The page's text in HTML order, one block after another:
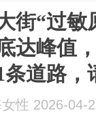
街“过敏
达峰值
条道路
女性 2026-04-